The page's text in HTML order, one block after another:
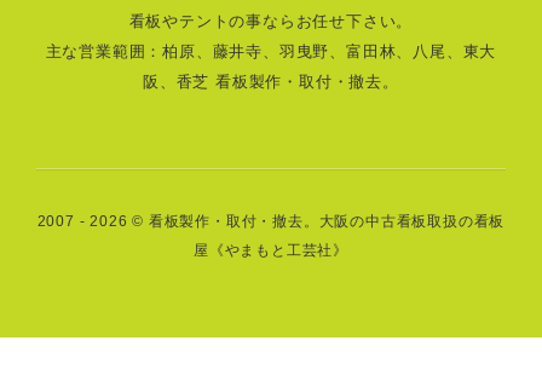
看板やテントの事ならお任せ下さい。
主な営業範囲：柏原、藤井寺、羽曳野、富田林、八尾、東大
阪、香芝 看板製作・取付・撤去。
2007 - 2026 © 看板製作・取付・撤去。大阪の中古看板取扱の看板
屋《やまもと工芸社》